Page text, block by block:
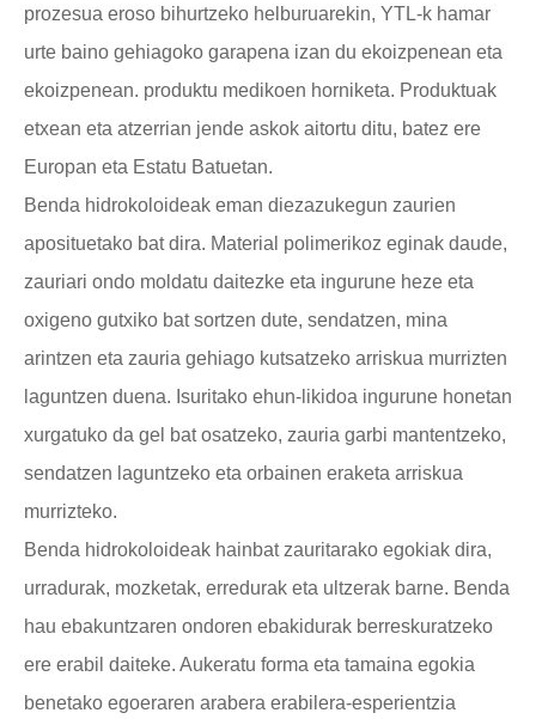
prozesua eroso bihurtzeko helburuarekin, YTL-k hamar
urte baino gehiagoko garapena izan du ekoizpenean eta
ekoizpenean. produktu medikoen horniketa. Produktuak
etxean eta atzerrian jende askok aitortu ditu, batez ere
Europan eta Estatu Batuetan.
Benda hidrokoloideak eman diezazukegun zaurien
aposituetako bat dira. Material polimerikoz eginak daude,
zauriari ondo moldatu daitezke eta ingurune heze eta
oxigeno gutxiko bat sortzen dute, sendatzen, mina
arintzen eta zauria gehiago kutsatzeko arriskua murrizten
laguntzen duena. Isuritako ehun-likidoa ingurune honetan
xurgatuko da gel bat osatzeko, zauria garbi mantentzeko,
sendatzen laguntzeko eta orbainen eraketa arriskua
murrizteko.
Benda hidrokoloideak hainbat zauritarako egokiak dira,
urradurak, mozketak, erredurak eta ultzerak barne. Benda
hau ebakuntzaren ondoren ebakidurak berreskuratzeko
ere erabil daiteke. Aukeratu forma eta tamaina egokia
benetako egoeraren arabera erabilera-esperientzia